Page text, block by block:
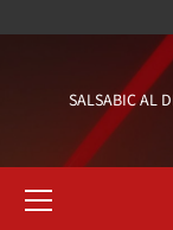
Menu